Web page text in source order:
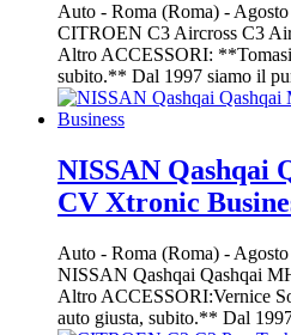
Auto - Roma (Roma) -
CITROEN C3 Aircross C3
Altro ACCESSORI:
subito.** Dal 1997 siamo il
NISSAN Qashqai
CV Xtronic
Auto - Roma (Roma) -
NISSAN Qashqai Qashqai
Altro ACCESSORI:Vernice
auto giusta, subito.** Dal